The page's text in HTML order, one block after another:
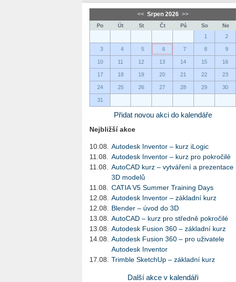
<< Srpen 2026 >>
Po Út St Čt Pá So
Ne
1
2
3 4 5 6 7 8 9
10 11 12 13 14 15 16
17 18 19 20 21 22 23
24 25 26 27 28 29 30
31
Přidat novou akci do kalendáře
Nejbližší akce
10.08.
Autodesk Inventor – kurz iLogic
11.08.
Autodesk Inventor – kurz pro pokročilé
11.08.
AutoCAD kurz – vytváření a prezentace
3D modelů
11.08.
CATIA V5 Summer Training Days
12.08.
Autodesk Inventor – základní kurz
12.08.
Blender – úvod do 3D
13.08.
AutoCAD – kurz pro středně pokročilé
13.08.
Autodesk Fusion 360 – základní kurz
14.08.
Autodesk Fusion 360 – pro uživatele
Autodesk Inventor
17.08.
Trimble SketchUp – základní kurz
Další akce v kalendáři